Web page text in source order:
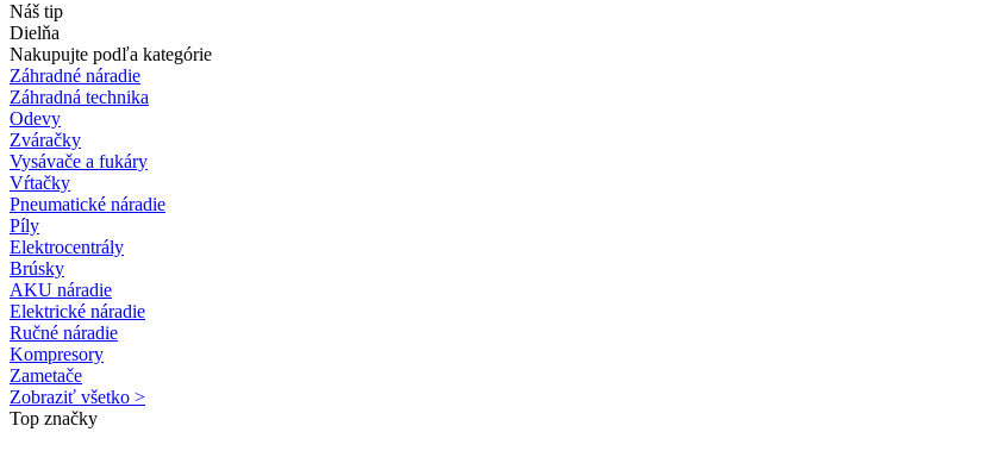
Náš tip
Dielňa
Nakupujte podľa kategórie
Záhradné náradie
Záhradná technika
Odevy
Zváračky
Vysávače a fukáry
Vŕtačky
Pneumatické náradie
Píly
Elektrocentrály
Brúsky
AKU náradie
Elektrické náradie
Ručné náradie
Kompresory
Zametače
Zobraziť všetko >
Top značky